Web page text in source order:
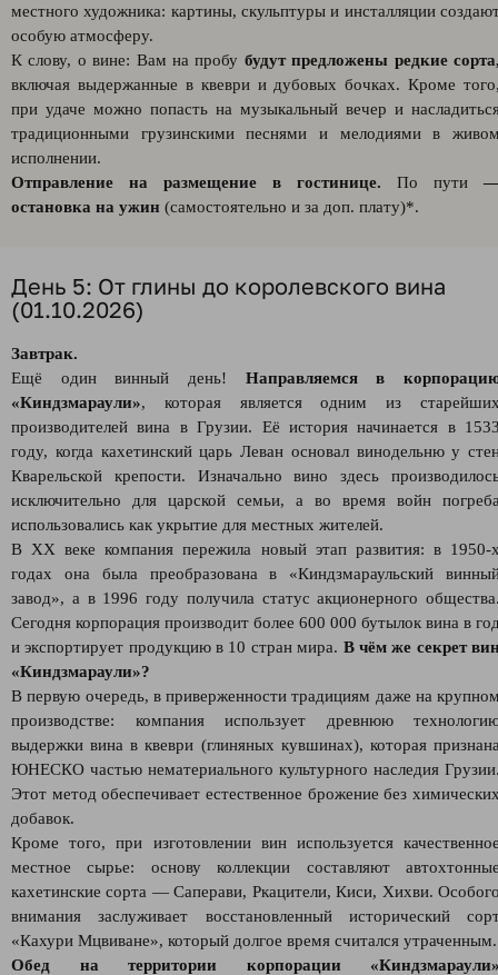
местного художника: картины, скульптуры и инсталляции
особую атмосферу.
К слову, о вине: Вам на пробу будут предложены редкие
включая выдержанные в квеври и дубовых бочках. Кроме
при удаче можно попасть на музыкальный вечер и
традиционными грузинскими песнями и мелодиями в
исполнении.
Отправление на размещение в гостинице. По пути
остановка на ужин (самостоятельно и за доп. плату)*.
День 5: От глины до королевского вина
(01.10.2026)
Завтрак.
Ещё один винный день! Направляемся в
«Киндзмараули», которая является одним из
производителей вина в Грузии. Её история начинается в
году, когда кахетинский царь Леван основал винодельню у
Кварельской крепости. Изначально вино здесь
исключительно для царской семьи, а во время войн
использовались как укрытие для местных жителей.
В XX веке компания пережила новый этап развития: в 1950-
годах она была преобразована в «Киндзмараульский
завод», а в 1996 году получила статус акционерного
Сегодня корпорация производит более 600 000 бутылок вина в
и экспортирует продукцию в 10 стран мира. В чём же секрет
«Киндзмараули»?
В первую очередь, в приверженности традициям даже на
производстве: компания использует древнюю
выдержки вина в квеври (глиняных кувшинах), которая
ЮНЕСКО частью нематериального культурного наследия
Этот метод обеспечивает естественное брожение без
добавок.
Кроме того, при изготовлении вин используется
местное сырье: основу коллекции составляют
кахетинские сорта — Саперави, Ркацители, Киси, Хихви.
внимания заслуживает восстановленный исторический
«Кахури Мцвиване», который долгое время считался утраченным.
Обед на территории корпорации